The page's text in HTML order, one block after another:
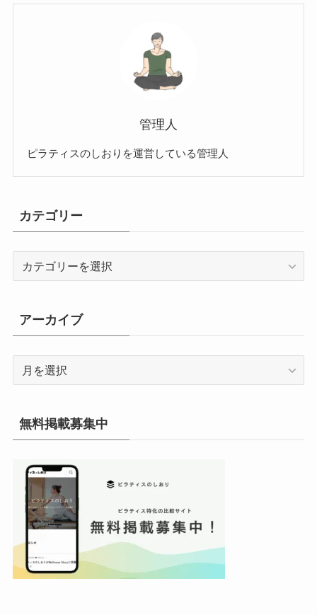
管理人
ピラティスのしおりを運営している管理人
カテゴリー
リ
ー
アーカイブ
イ
ブ
無料掲載募集中